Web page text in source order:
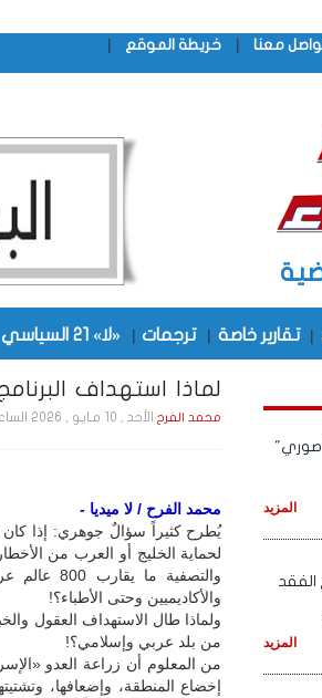
معنا | خريطة الموقع |
| تقارير خاصة | ترجمات | «لا» 21 السياسي
لماذا استهداف
محمد الفرحالأحد , 10 مـايـو , 2026 الساعة 12:53:15 AM
محمد الفرح / لا ميديا -
يُطرح كثيراً سؤالٌ جوهري: إذا كان
لحماية الخليج أو العرب من
والتصفية
والأكاديميين وحتى الأطباء؟!
ولماذا طال الاستهداف العقول
من بلد عربي وإسلامي؟!
من المعلوم أن زراعة العدو
إخضاع المنطقة، وإضعافها،
المزيد
المزيد